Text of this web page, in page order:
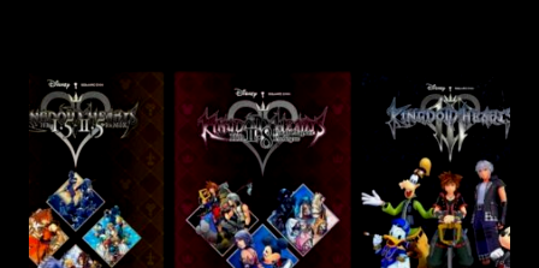
UNREAL
ENGINE